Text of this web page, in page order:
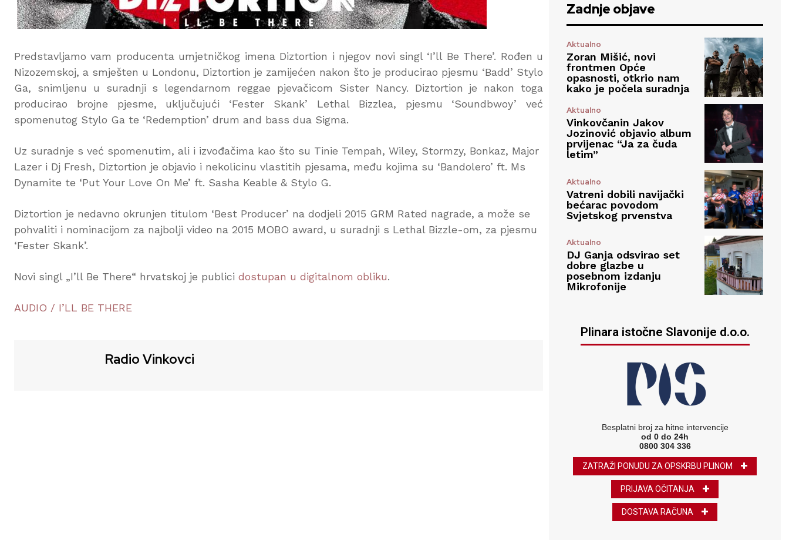
Predstavljamo vam producenta umjetničkog imena Diztortion i njegov novi singl ‘I’ll Be There’. Rođen u
Nizozemskoj, a smješten u Londonu, Diztortion je zamijećen nakon što je producirao pjesmu ‘Badd’ Stylo
Ga, snimljenu u suradnji s legendarnom reggae pjevačicom Sister Nancy. Diztortion je nakon toga
producirao brojne pjesme, uključujući ‘Fester Skank’ Lethal Bizzlea, pjesmu ‘Soundbwoy’ već
spomenutog Stylo Ga te ‘Redemption’ drum and bass dua Sigma.
Uz suradnje s već spomenutim, ali i izvođačima kao što su Tinie Tempah, Wiley, Stormzy, Bonkaz, Major
Lazer i Dj Fresh, Diztortion je objavio i nekolicinu vlastitih pjesama, među kojima su ‘Bandolero’ ft. Ms
Dynamite te ‘Put Your Love On Me’ ft. Sasha Keable & Stylo G.
Diztortion je nedavno okrunjen titulom ‘Best Producer’ na dodjeli 2015 GRM Rated nagrade, a može se
pohvaliti i nominacijom za najbolji video na 2015 MOBO award, u suradnji s Lethal Bizzle-om, za pjesmu
‘Fester Skank’.
Novi singl „I’ll Be There“ hrvatskoj je publici dostupan u digitalnom obliku.
AUDIO / I’LL BE THERE
Radio Vinkovci
Zadnje objave
Aktualno
Zoran Mišić, novi
frontmen Opće
opasnosti, otkrio nam
kako je počela suradnja
Aktualno
Vinkovčanin Jakov
Jozinović objavio album
prvijenac “Ja za čuda
letim”
Aktualno
Vatreni dobili navijački
bećarac povodom
Svjetskog prvenstva
Aktualno
DJ Ganja odsvirao set
dobre glazbe u
posebnom izdanju
Mikrofonije
Plinara istočne Slavonije d.o.o.
Besplatni broj za hitne intervencije
od 0 do 24h
0800 304 336
ZATRAŽI PONUDU ZA OPSKRBU PLINOM
PRIJAVA OČITANJA
DOSTAVA RAČUNA